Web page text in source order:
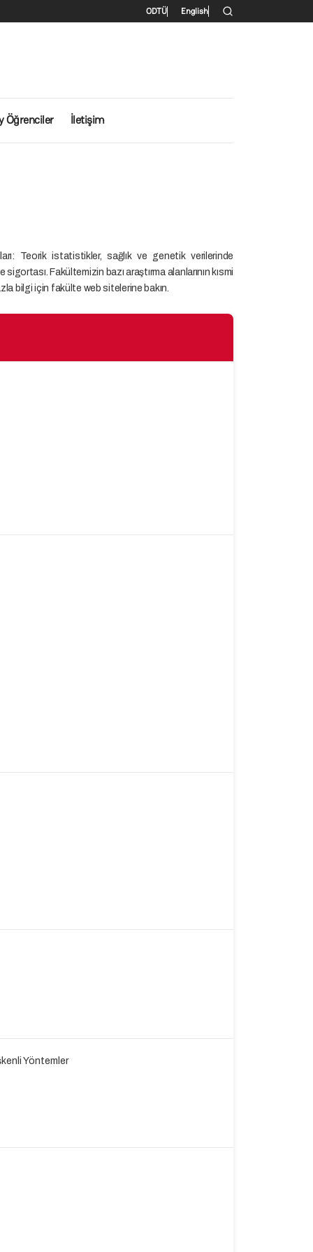
İkincil menü
ODTÜ English
Öğrenciler İletişim
Teorik istatistikler, sağlık ve genetik verilerinde
Fakültemizin bazı araştırma alanlarının kısmi
bilgi için fakülte web sitelerine bakın.
Yöntemler